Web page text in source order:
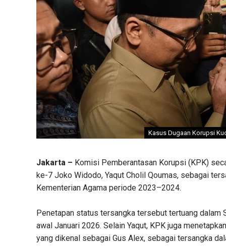
Kasus Dugaan Korupsi
Jakarta – Komisi Pemberantasan Korupsi (KPK)
ke-7 Joko Widodo, Yaqut Cholil Qoumas, sebagai
Kementerian Agama periode 2023–2024.
Penetapan status tersangka tersebut tertuang
awal Januari 2026. Selain Yaqut, KPK juga
yang dikenal sebagai Gus Alex, sebagai tersangka